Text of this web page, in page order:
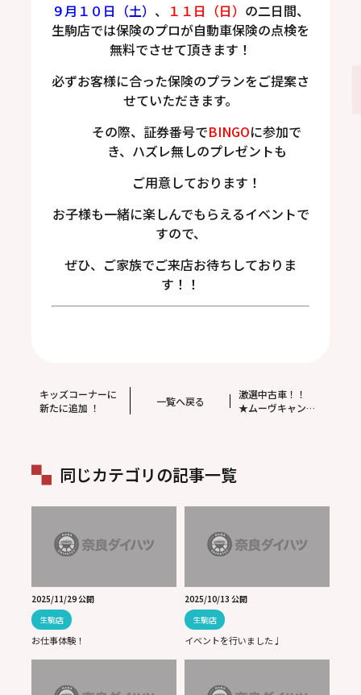
９月１０日（土） 、 １１日（日） の二日間、
生駒店では保険のプロが自動車保険の点検を
無料でさせて頂きます！
必ずお客様に合った保険のプランをご提案さ
せていただきます。
その際、証券番号でBINGOに参加で
き、ハズレ無しのプレゼントも
ご用意しております！
お子様も一緒に楽しんでもらえるイベントで
すので、
ぜひ、ご家族でご来店お待ちしておりま
す！！
キッズコーナーに
新たに追加 ！
一覧へ戻る
激選中古車！！
★ムーヴキャンバ
同じカテゴリの記事一覧
2025/11/29 公開
生駒店
お仕事体験！
2025/10/13 公開
生駒店
イベントを行いました♩